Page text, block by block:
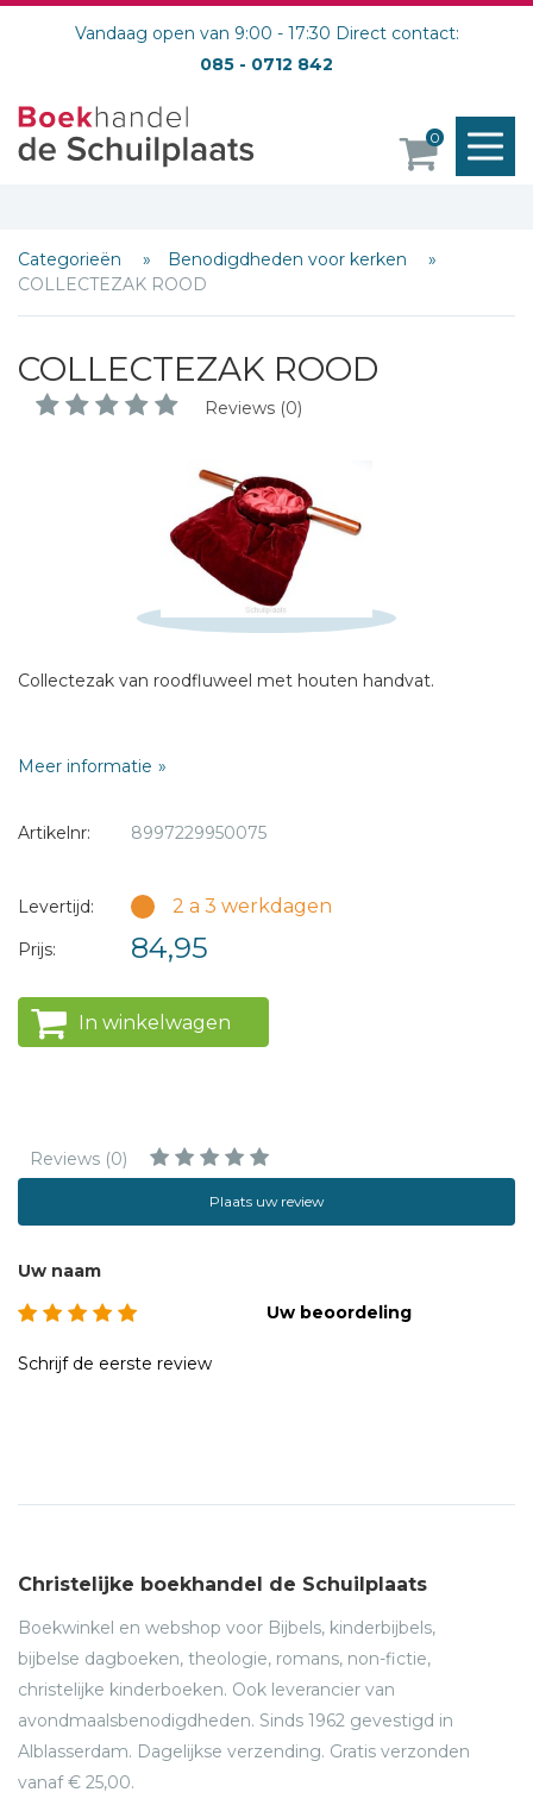
Vandaag open van 9:00 - 17:30 Direct contact:
085 - 0712 842
0
Categorieën
Benodigdheden voor kerken
COLLECTEZAK ROOD
COLLECTEZAK ROOD
Reviews (0)
Collectezak van roodfluweel met houten handvat.
Meer informatie
Artikelnr: 8997229950075
Levertijd: 2 a 3 werkdagen
Prijs: 84,95
In winkelwagen
Reviews (0)
Plaats uw review
Schrijf hieronder je review!
E-mail *
Uw naam
Uw beoordeling
Schrijf de eerste review
Christelijke boekhandel de Schuilplaats
Boekwinkel en webshop voor Bijbels, kinderbijbels,
bijbelse dagboeken, theologie, romans, non-fictie,
christelijke kinderboeken. Ook leverancier van
avondmaalsbenodigdheden. Sinds 1962 gevestigd in
Alblasserdam. Dagelijkse verzending. Gratis verzonden
vanaf € 25,00.